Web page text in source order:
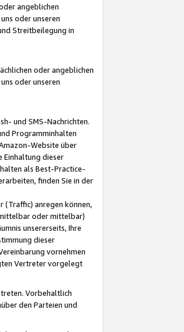
angeblichen
oder unseren
Streitbeilegung in
oder angeblichen
oder unseren
und SMS-Nachrichten.
Programminhalten
Website über
Einhaltung dieser
als Best-Practice-
finden Sie in der
(Traffic) anregen können,
oder mittelbar)
unsererseits, Ihre
dieser
vornehmen
Vertreter vorgelegt
Vorbehaltlich
den Parteien und